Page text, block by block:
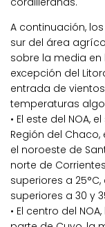
A continuación,
sur del área
sobre la media en
excepción del
entrada de
temperaturas
• El este del NOA,
Región del
el noroeste de
norte de
superiores a
superiores a 30 y
• El centro del